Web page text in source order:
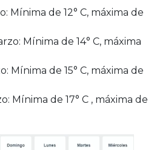
Mínima de 12° C, máxima de
Mínima de 14° C, máxima
Mínima de 15° C, máxima de
Mínima de 17° C , máxima de